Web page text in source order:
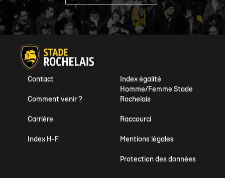
Index égalité
Homme/Femme Stade
Rochelais
Contact
Comment venir ?
Raccourci
Carrière
Mentions légales
Index H-F
Protection des données